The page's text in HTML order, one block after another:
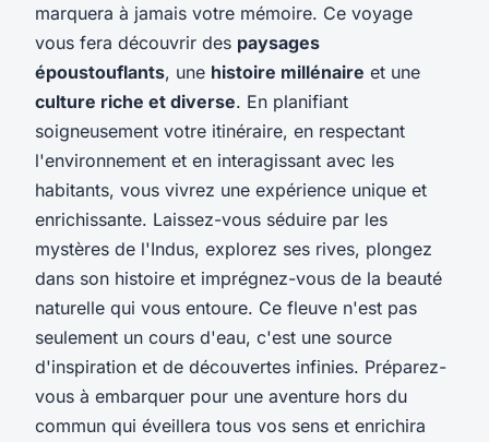
marquera à jamais votre mémoire. Ce voyage
vous fera découvrir des paysages
époustouflants, une histoire millénaire et une
culture riche et diverse. En planifiant
soigneusement votre itinéraire, en respectant
l'environnement et en interagissant avec les
habitants, vous vivrez une expérience unique et
enrichissante. Laissez-vous séduire par les
mystères de l'Indus, explorez ses rives, plongez
dans son histoire et imprégnez-vous de la beauté
naturelle qui vous entoure. Ce fleuve n'est pas
seulement un cours d'eau, c'est une source
d'inspiration et de découvertes infinies. Préparez-
vous à embarquer pour une aventure hors du
commun qui éveillera tous vos sens et enrichira